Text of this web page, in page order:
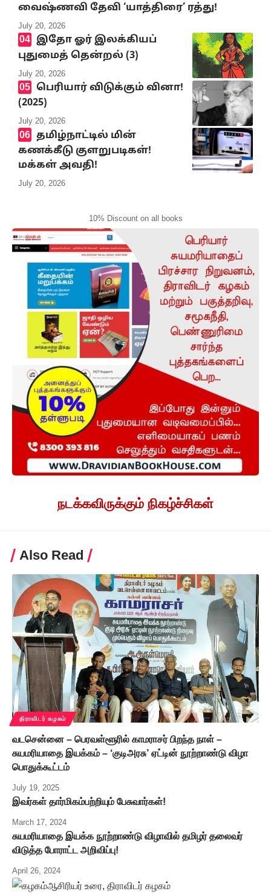
வைஷ்ணவி தேவி ‘யாத்திரை’ ரத்து!
July 20, 2026
இதோ ஓர் இலக்கியப்
புதுமைத் தென்றல் (3)
July 20, 2026
பெரியார் விடுக்கும் வினா!
(2025)
July 20, 2026
தமிழ்நாட்டில் மின்
கணக்கீடு குளறுபடிகள்!
மக்கள் அவதி!
July 20, 2026
10% Discount on all books
நடக்கவிருக்கும் நிகழ்ச்சிகள்
Also Read
திராவிடர் கழகம்
வடசென்னை – பெரவள்ளூரில் காமராசர் பிறந்த நாள் –
சுயமரியாதை இயக்கம் – ‘குடிஅரசு’ ஏட்டின் நூற்றாண்டு விழா
பொதுக்கூட்டம்
July 19, 2025
இவர்கள் தார்மிகம்பற்றியும் பேசுவார்கள்!
March 17, 2024
சுயமரியாதை இயக்க நூற்றாண்டு விழாவில் தமிழர் தலைவர்
விடுத்த போராட்ட அறிவிப்பு!
April 26, 2024